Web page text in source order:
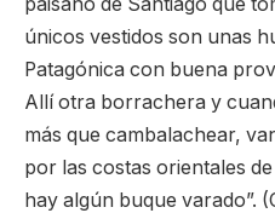
únicos vestidos son unas
Patagónica con buena
Allí otra borrachera y
más que cambalachear,
por las costas orientales
hay algún buque varado”.